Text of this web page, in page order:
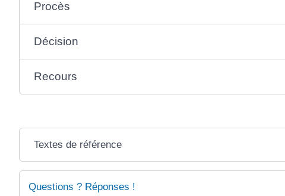
Procès
Décision
Recours
Textes de référence
Questions ? Réponses !